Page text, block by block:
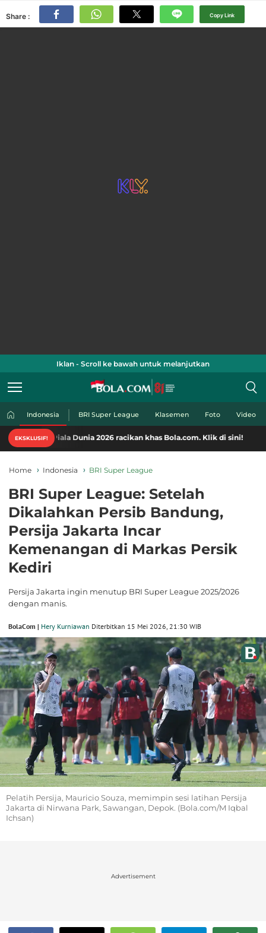
Share : Copy Link
Iklan - Scroll ke bawah untuk melanjutkan
Indonesia BRI Super League Klasemen Foto Video
EKSKLUSIF!
Dunia 2026 racikan khas Bola.com. Klik di sini!
Home Indonesia BRI Super League
BRI Super League: Setelah
Dikalahkan Persib Bandung,
Persija Jakarta Incar
Kemenangan di Markas Persik
Kediri
Persija Jakarta ingin menutup BRI Super League 2025/2026
dengan manis.
BolaCom | Hery Kurniawan Diterbitkan 15 Mei 2026, 21:30 WIB
Pelatih Persija, Mauricio Souza, memimpin sesi latihan Persija
Jakarta di Nirwana Park, Sawangan, Depok. (Bola.com/M Iqbal
Ichsan)
Advertisement